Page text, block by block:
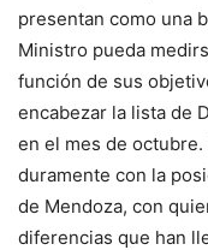
presentan como una
Ministro pueda
función de sus
encabezar la lista de
en el mes de
duramente con la
de Mendoza, con
diferencias que han